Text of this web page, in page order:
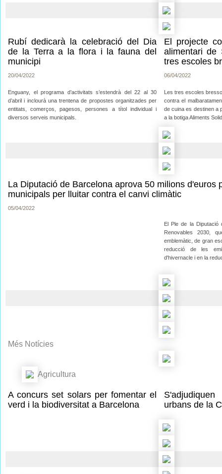
Rubí dedicarà la celebració del Dia
de la Terra a la flora i la fauna del
municipi
20/04/2022
Enguany, el programa d’activitats s’estendrà del 22 al 30
d’abril i inclourà una trentena de propostes organitzades per
entitats, comerços, pagesos, persones a títol individual i
diversos serveis municipals.
El projecte
alimentari de
tres escoles
06/04/2022
Les tres escoles
contra el
de cuina es destinen a
a la botiga Aliments
La Diputació de Barcelona aprova 50 milions d'euros
municipals per lluitar contra el canvi climàtic
05/04/2022
El Ple de la Diputació
Renovables 2030,
emblemàtic, de gran
reducció de les
d'hivernacle i en la
Més Notícies
Agricultura
A concurs set solars per fomentar el
verd i la biodiversitat a Barcelona
urbans de la